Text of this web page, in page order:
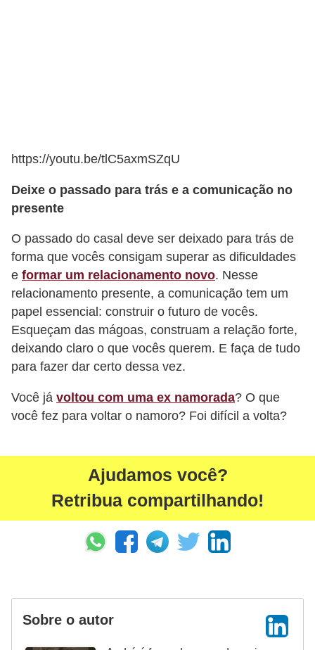
https://youtu.be/tlC5axmSZqU
Deixe o passado para trás e a comunicação no
presente
O passado do casal deve ser deixado para trás de
forma que vocês consigam superar as dificuldades
e formar um relacionamento novo. Nesse
relacionamento presente, a comunicação tem um
papel essencial: construir o futuro de vocês.
Esqueçam das mágoas, construam a relação forte,
deixando claro o que vocês querem. E faça de tudo
para fazer dar certo dessa vez.
Você já voltou com uma ex namorada? O que
você fez para voltar o namoro? Foi difícil a volta?
Ajudamos você?
Retribua compartilhando!
Sobre o autor
ó
i
s
a
ú
d
e